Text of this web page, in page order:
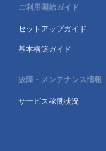
ご利用開始ガイド
セットアップガイド
基本構築ガイド
故障・メンテナンス情報
サービス稼働状況